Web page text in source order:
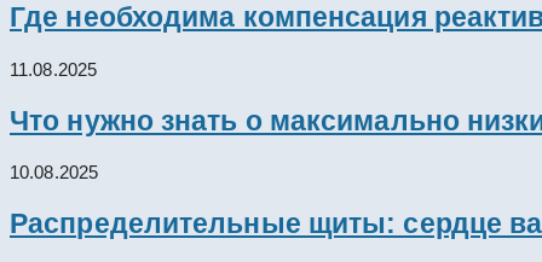
Где необходима компенсация
11.08.2025
Что нужно знать о максимально
10.08.2025
Распределительные щиты: сердце